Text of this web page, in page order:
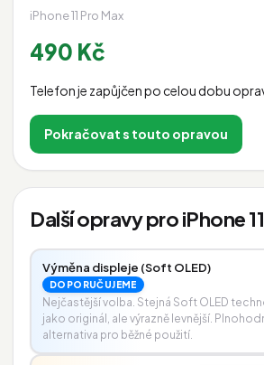
iPhone 11 Pro Max
490 Kč
Telefon je zapůjčen po celou dobu
Pokračovat s touto opravou
Další opravy pro iPhone
Výměna displeje (Soft OLED)
DOPORUČUJEME
Nejčastější volba. Stejná Soft OLED
jako originál, ale výrazně levnější.
alternativa pro běžné použití.